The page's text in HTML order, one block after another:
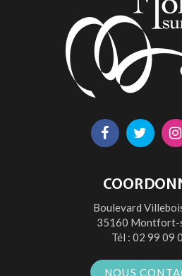
Lien
le
compte
Facebook
Lien
le
compte
Boulevard
35160 Montfort-
Tél : 02 99 09
NOUS